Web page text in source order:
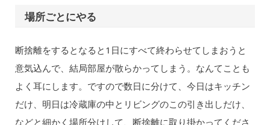
場所ごとにやる
断捨離をするとなると1日にすべて終わらせてしまおうと
意気込んで、結局部屋が散らかってしまう。なんてことも
よく耳にします。ですので数日に分けて、今日はキッチン
だけ、明日は冷蔵庫の中とリビングのこの引き出しだけ、
などと細かく場所分けして、断捨離に取り掛かってくださ